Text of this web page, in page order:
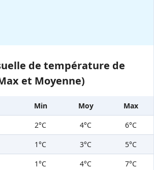
de température de
et Moyenne)
Min Moy
Max
2°C 4°C
6°C
1°C 3°C
5°C
1°C 4°C
7°C